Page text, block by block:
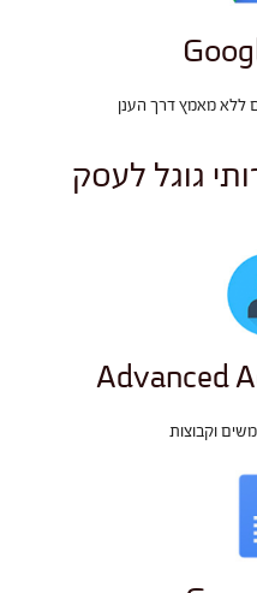
ללא מאמץ דרך הענן
גוגל לעסק
Advanced
וקבוצות